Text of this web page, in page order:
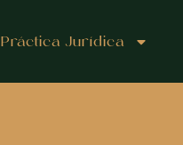
Práctica Jurídica